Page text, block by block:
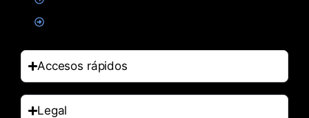
Accesos rápidos
Legal